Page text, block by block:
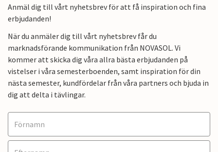
Anmäl dig till vårt nyhetsbrev för att få inspiration och fina
erbjudanden!
När du anmäler dig till vårt nyhetsbrev får du
marknadsförande kommunikation från NOVASOL. Vi
kommer att skicka dig våra allra bästa erbjudanden på
vistelser i våra semesterboenden, samt inspiration för din
nästa semester, kundfördelar från våra partners och bjuda in
dig att delta i tävlingar.